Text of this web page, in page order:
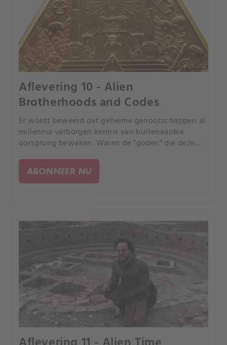
Aflevering 10 - Alien
Brotherhoods and Codes
Er wordt beweerd dat geheime genootschappen al
millennia verborgen kennis van buitenaardse
oorsprong bewaken. Waren de "goden" die deze
aanhangers van de oude astronautentheorie
beweren?.
ABONNEER NU